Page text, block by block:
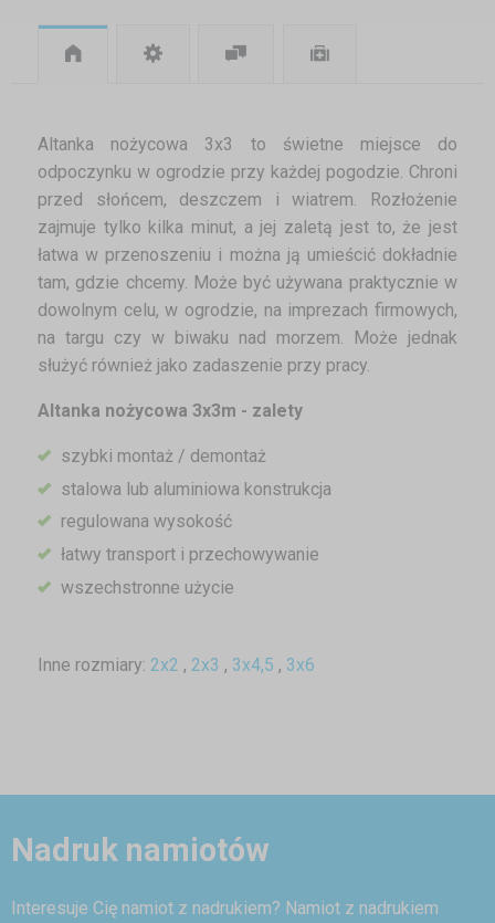
Altanka nożycowa 3x3 to świetne miejsce do
odpoczynku w ogrodzie przy każdej pogodzie. Chroni
przed słońcem, deszczem i wiatrem. Rozłożenie
zajmuje tylko kilka minut, a jej zaletą jest to, że jest
łatwa w przenoszeniu i można ją umieścić dokładnie
tam, gdzie chcemy. Może być używana praktycznie w
dowolnym celu, w ogrodzie, na imprezach firmowych,
na targu czy w biwaku nad morzem. Może jednak
służyć również jako zadaszenie przy pracy.
Altanka nożycowa 3x3m - zalety
szybki montaż / demontaż
stalowa lub aluminiowa konstrukcja
regulowana wysokość
łatwy transport i przechowywanie
wszechstronne użycie
Inne rozmiary: 2x2 , 2x3 , 3x4,5 , 3x6
Nadruk namiotów
Interesuje Cię namiot z nadrukiem? Namiot z nadrukiem